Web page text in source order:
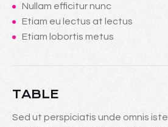
Nullam efficitur nunc
Etiam eu lectus at lectus
Etiam lobortis metus
TABLE
Sed ut perspiciatis unde omnis